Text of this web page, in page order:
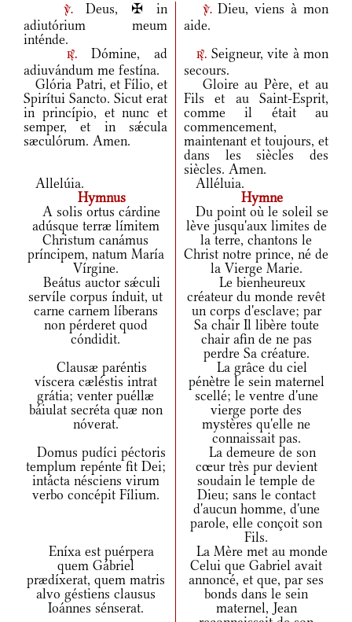
v.Deus, ✠ in
adiutórium meum
inténde.
v.Dieu, viens à mon
aide.
r.Dómine, ad
adiuvándum me festína.
r. Seigneur, vite à mon
secours.
Glória Patri, et Fílio, et
Spirítui Sancto. Sicut erat
in princípio, et nunc et
semper, et in sǽcula
sæculórum. Amen.
Gloire au Père, et au
Fils et au Saint-Esprit,
comme il était au
commencement,
maintenant et toujours, et
dans les siècles des
siècles. Amen.
Allelúia.
Alléluia.
Hymnus
Hymne
A solis ortus cárdine
adúsque terræ límitem
Christum canámus
príncipem, natum María
Vírgine.
Du point où le soleil se
lève jusqu'aux limites de
la terre, chantons le
Christ notre prince, né de
la Vierge Marie.
Beátus auctor sǽculi
servíle corpus índuit, ut
carne carnem líberans
non pérderet quod
cóndidit.
Le bienheureux
créateur du monde revêt
un corps d'esclave; par
Sa chair Il libère toute
chair afin de ne pas
perdre Sa créature.
Clausæ paréntis
víscera cæléstis intrat
grátia; venter puéllæ
báiulat secréta quæ non
nóverat.
La grâce du ciel
pénètre le sein maternel
scellé; le ventre d'une
vierge porte des
mystères qu'elle ne
connaissait pas.
Domus pudíci péctoris
templum repénte fit Dei;
intácta nésciens virum
verbo concépit Fílium.
La demeure de son
cœur très pur devient
soudain le temple de
Dieu; sans le contact
d'aucun homme, d'une
parole, elle conçoit son
Fils.
Eníxa est puérpera
quem Gábriel
prædíxerat, quem matris
alvo géstiens clausus
Ioánnes sénserat.
La Mère met au monde
Celui que Gabriel avait
annoncé, et que, par ses
bonds dans le sein
maternel, Jean